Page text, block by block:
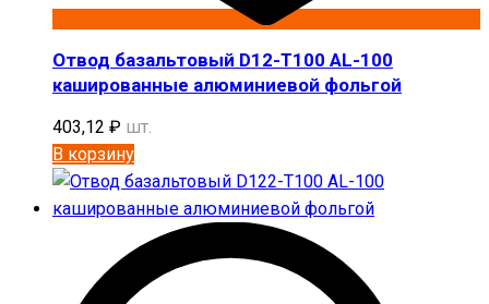
Отвод базальтовый D12-T100 AL-100
кашированные алюминиевой фольгой
403,12 ₽ шт.
В корзину